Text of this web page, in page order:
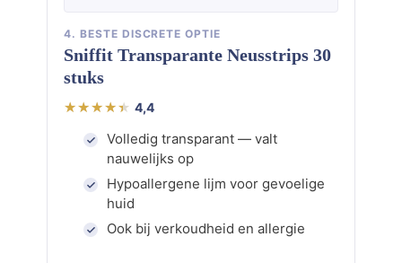
4. BESTE DISCRETE OPTIE
Sniffit Transparante Neusstrips 30
stuks
4,4
Volledig transparant — valt
nauwelijks op
Hypoallergene lijm voor gevoelige
huid
Ook bij verkoudheid en allergie